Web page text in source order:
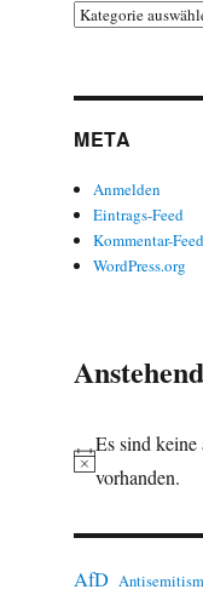
META
Anmelden
Eintrags-Feed
Kommentar-Feed
WordPress.org
H
n
w
Es sind keine
vorhanden.
AfD